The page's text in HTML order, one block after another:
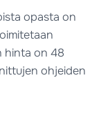
opasta on
hinta on 48
ohjeiden